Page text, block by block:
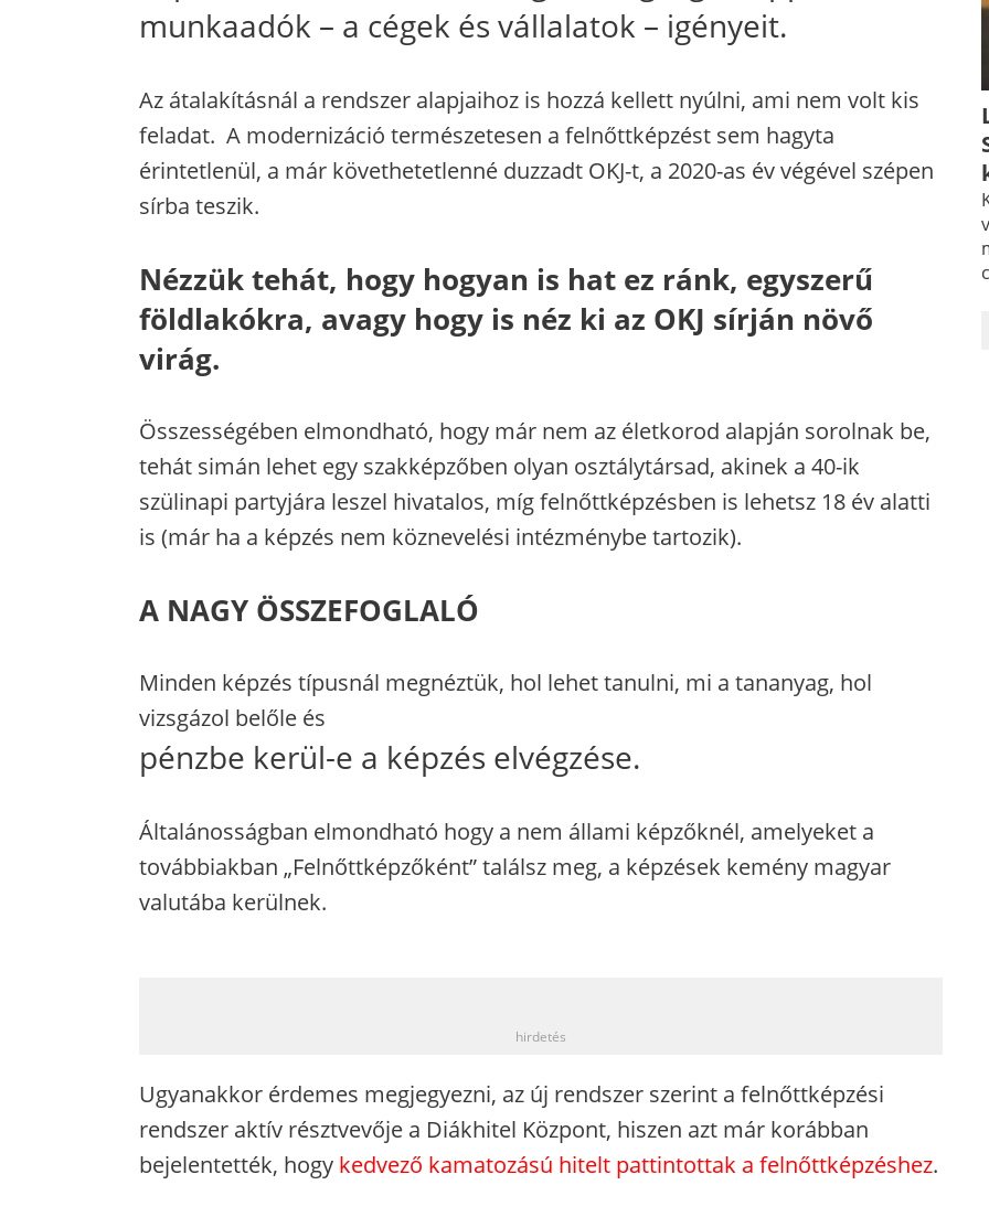
munkaadók – a cégek és vállalatok – igényeit.
Az átalakításnál a rendszer alapjaihoz is hozzá kellett nyúlni, ami nem volt kis
feladat. A modernizáció természetesen a felnőttképzést sem hagyta
érintetlenül, a már követhetetlenné duzzadt OKJ-t, a 2020-as év végével szépen
sírba teszik.
Nézzük tehát, hogy hogyan is hat ez ránk, egyszerű
földlakókra, avagy hogy is néz ki az OKJ sírján növő
virág.
Összességében elmondható, hogy már nem az életkorod alapján sorolnak be,
tehát simán lehet egy szakképzőben olyan osztálytársad, akinek a 40-ik
szülinapi partyjára leszel hivatalos, míg felnőttképzésben is lehetsz 18 év alatti
is (már ha a képzés nem köznevelési intézménybe tartozik).
A NAGY ÖSSZEFOGLALÓ
Minden képzés típusnál megnéztük, hol lehet tanulni, mi a tananyag, hol
vizsgázol belőle és
pénzbe kerül-e a képzés elvégzése.
Általánosságban elmondható hogy a nem állami képzőknél, amelyeket a
továbbiakban „Felnőttképzőként” találsz meg, a képzések kemény magyar
valutába kerülnek.
hirdetés
Ugyanakkor érdemes megjegyezni, az új rendszer szerint a felnőttképzési
rendszer aktív résztvevője a Diákhitel Központ, hiszen azt már korábban
bejelentették, hogy kedvező kamatozású hitelt pattintottak a felnőttképzéshez.